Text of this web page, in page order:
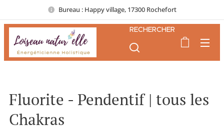
Bureau : Happy village, 17300 Rochefort
RECHERCHER
Fluorite - Pendentif | tous les
Chakras